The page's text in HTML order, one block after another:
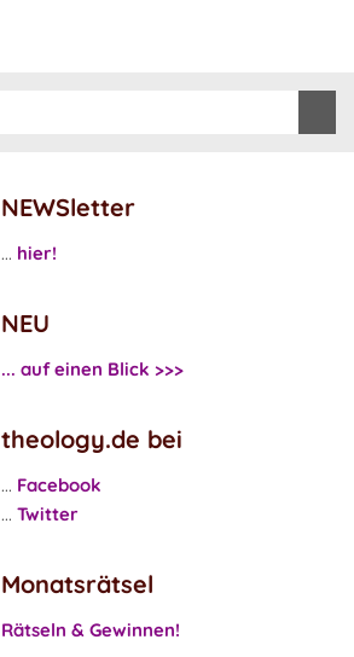
NEWSletter
... hier!
NEU
... auf einen Blick >>>
theology.de bei
... Facebook
... Twitter
Monatsrätsel
Rätseln & Gewinnen!